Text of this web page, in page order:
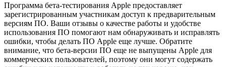
Программа бета-тестирования Apple предоставляет
зарегистрированным участникам доступ к предварительным
версиям ПО. Ваши отзывы о качестве работы и удобстве
использования ПО помогают нам обнаруживать и исправлять
ошибки, чтобы делать ПО Apple еще лучше. Обратите
внимание, что бета-версии ПО еще не выпущены Apple для
коммерческих пользователей, поэтому они могут содержать